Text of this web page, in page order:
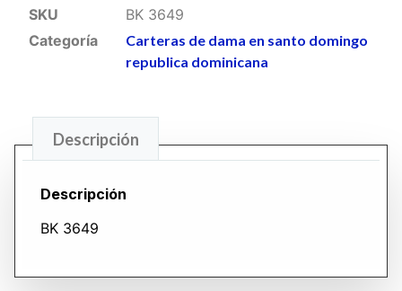
SKU
BK 3649
Categoría
Carteras de dama en santo domingo
republica dominicana
Descripción
Descripción
BK 3649